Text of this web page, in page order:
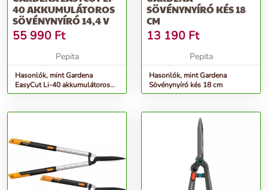
40 AKKUMULÁTOROS
SÖVÉNYNYÍRÓ 14,4 V
55 990 Ft
Pepita
Hasonlók, mint Gardena
EasyCut Li-40 akkumulátoros
Sövénynyíró 14,4 V
SÖVÉNYNYÍRÓ KÉS 18
CM
13 190 Ft
Pepita
Hasonlók, mint Gardena
Sövénynyíró kés 18 cm